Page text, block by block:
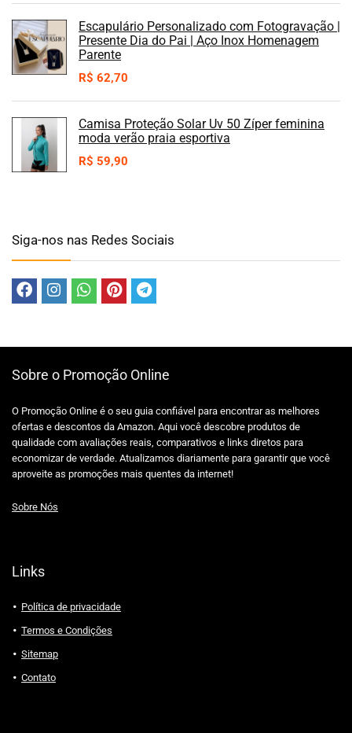
Escapulário Personalizado com Fotogravação |
Presente Dia do Pai | Aço Inox Homenagem
Parente
R$ 62,70
Camisa Proteção Solar Uv 50 Zíper feminina
moda verão praia esportiva
R$ 59,90
Siga-nos nas Redes Sociais
Sobre o Promoção Online
O Promoção Online é o seu guia confiável para encontrar as melhores
ofertas e descontos da Amazon. Aqui você descobre produtos de
qualidade com avaliações reais, comparativos e links diretos para
economizar de verdade. Atualizamos diariamente para garantir que você
aproveite as promoções mais quentes da internet!
Sobre Nós
Links
Política de privacidade
Termos e Condições
Sitemap
Contato